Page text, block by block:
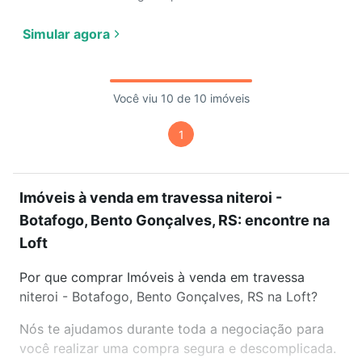
Simular agora
Você viu 10 de 10 imóveis
1
Imóveis à venda em travessa niteroi -
Botafogo, Bento Gonçalves, RS: encontre na
Loft
Por que comprar Imóveis à venda em travessa
niteroi - Botafogo, Bento Gonçalves, RS na Loft?
Nós te ajudamos durante toda a negociação para
você realizar uma compra segura e descomplicada.